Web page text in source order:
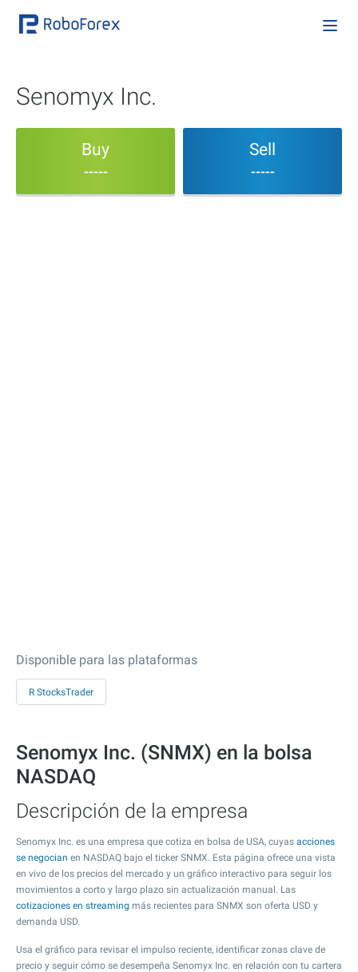
Senomyx Inc.
Buy
-----
Sell
-----
Disponible para las plataformas
R StocksTrader
Senomyx Inc. (SNMX) en la bolsa
NASDAQ
Descripción de la empresa
Senomyx Inc. es una empresa que cotiza en bolsa de USA, cuyas acciones
se negocian en NASDAQ bajo el ticker SNMX. Esta página ofrece una vista
en vivo de los precios del mercado y un gráfico interactivo para seguir los
movimientos a corto y largo plazo sin actualización manual. Las
cotizaciones en streaming más recientes para SNMX son oferta USD y
demanda USD.
Usa el gráfico para revisar el impulso reciente, identificar zonas clave de
precio y seguir cómo se desempeña Senomyx Inc. en relación con tu cartera